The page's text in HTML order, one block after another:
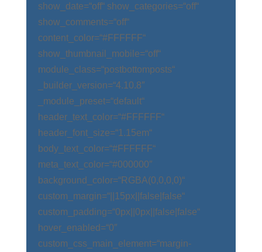
show_date=“off“ show_categories=“off“
show_comments=“off“
content_color=“#FFFFFF“
show_thumbnail_mobile=“off“
module_class=“postbottomposts“
_builder_version=“4.10.8″
_module_preset=“default“
header_text_color=“#FFFFFF“
header_font_size=“1.15em“
body_text_color=“#FFFFFF“
meta_text_color=“#000000″
background_color=“RGBA(0,0,0,0)“
custom_margin=“||15px||false|false“
custom_padding=“0px||0px||false|false“
hover_enabled=“0″
custom_css_main_element=“margin-